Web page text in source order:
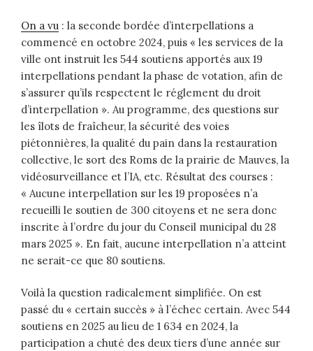
On a vu : la seconde bordée d’interpellations a
commencé en octobre 2024, puis « les services de la
ville ont instruit les 544 soutiens apportés aux 19
interpellations pendant la phase de votation, afin de
s’assurer qu’ils respectent le réglement du droit
d’interpellation ». Au programme, des questions sur
les îlots de fraîcheur, la sécurité des voies
piétonnières, la qualité du pain dans la restauration
collective, le sort des Roms de la prairie de Mauves, la
vidéosurveillance et l’IA, etc. Résultat des courses :
« Aucune interpellation sur les 19 proposées n’a
recueilli le soutien de 300 citoyens et ne sera donc
inscrite à l’ordre du jour du Conseil municipal du 28
mars 2025 ». En fait, aucune interpellation n’a atteint
ne serait-ce que 80 soutiens.
Voilà la question radicalement simplifiée. On est
passé du « certain succès » à l’échec certain. Avec 544
soutiens en 2025 au lieu de 1 634 en 2024, la
participation a chuté des deux tiers d’une année sur